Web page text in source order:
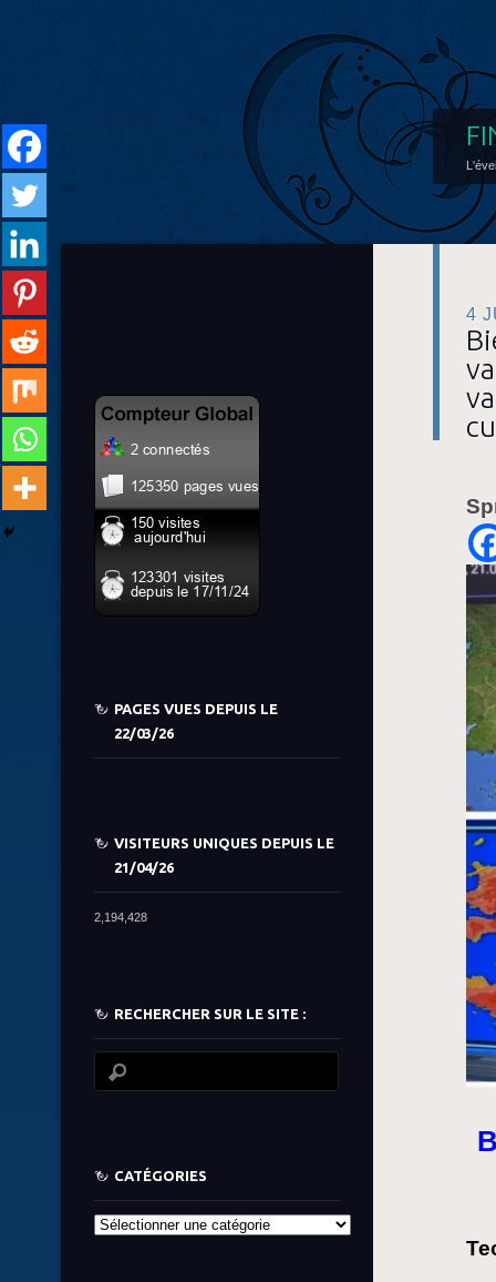
4
PAGES VUES DEPUIS LE
22/03/26
VISITEURS UNIQUES DEPUIS LE
21/04/26
2,194,428
RECHERCHER SUR LE SITE :
CATÉGORIES
Catégories